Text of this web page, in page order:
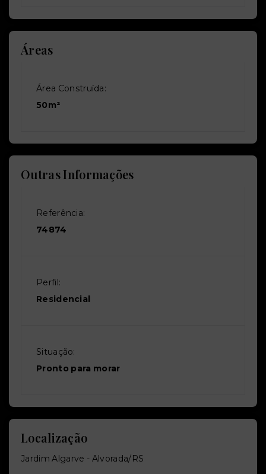
Áreas
Área Construída:
50m²
Outras Informações
Referência:
74874
Perfil:
Residencial
Situação:
Pronto para morar
Localização
Jardim Algarve - Alvorada/RS